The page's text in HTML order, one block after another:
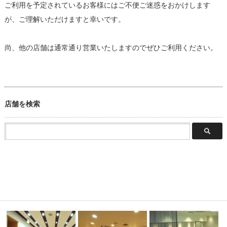
ご利用を予定されているお客様にはご不便ご迷惑をおかけします
が、ご理解いただけますと幸いです。
尚、他の店舗は通常通り営業いたしますのでぜひご利用ください。
店舗を検索